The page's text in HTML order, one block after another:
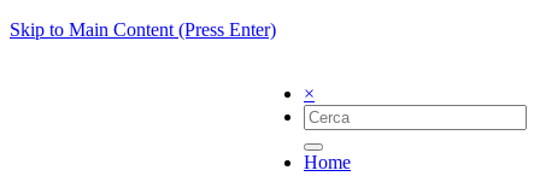
Skip to Main Content (Press Enter)
×
Home